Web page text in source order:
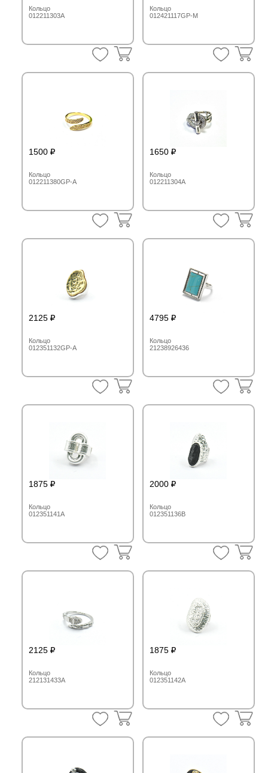
Кольцо
012421117GP-M
Кольцо
012211303A
1650
Кольцо
012211304A
1500
Кольцо
012211380GP-A
4795
Кольцо
21238926436
2125
Кольцо
012351132GP-A
2000
Кольцо
012351136B
1875
Кольцо
012351141A
1875
Кольцо
012351142A
2125
Кольцо
212131433A